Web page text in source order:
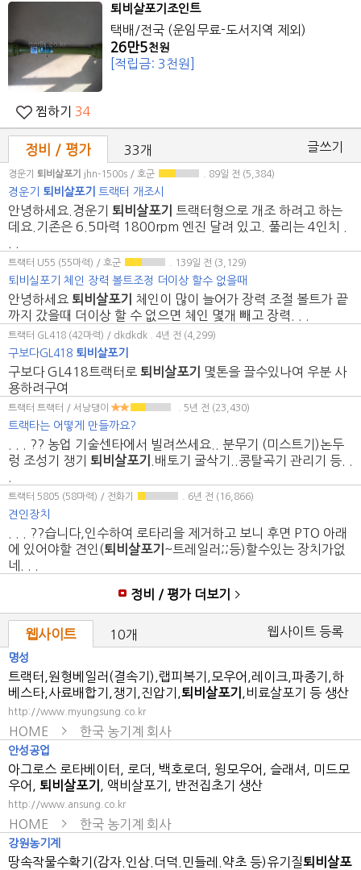
퇴비살포기 조인트
택배/전국 (운임무료-도서지역 제외)
26만5천원
[적립금: 3천원]
찜하기 34
정비 / 평가 33개 글쓰기
경운기 퇴비살포기 jhn-1500s / 호군 . 89일 전 (5,384)
경운기 퇴비살포기 트랙터 개조시
안녕하세요.경운기 퇴비살포기
트랙터형으로 개조 하려고 하는
데요.기존은 6.5마력 1800rpm 엔진 달려 있고. 풀리는 4인치 .
트랙터 U55 (55마력) / 호군 . 139일 전 (3,129)
퇴비실포기 체인 장력 볼트조정 더이상 할수 없을때
안녕하세요 퇴비살포기
체인이 많이 늘어가 장력 조절 볼트가 끝
까지 갔을때 더이상 할 수 없으면 체인 몇개 빼고 장력. . .
트랙터 GL418 (42마력) / dkdkdk . 4년 전 (4,299)
구보다GL418 퇴비살포기
구보다 GL418트랙터로 퇴비살포기
몇톤을 끌수있나여 우분 사
용하려구여
트랙터 트랙터 / 서낭댕이 . 5년 전 (23,430)
트랙타는 어떻게 만들까요?
. . . ?? 농업 기술센타에서 빌려쓰세요.. 분무기 (미스트기)논두
렁 조성기 쟁기 퇴비살포기
.배토기 굴삭기..콩탈곡기 관리기 등. .
트랙터 5805 (58마력) / 전화기 . 6년 전 (16,866)
견인장치
. . . ??습니다,인수하여 로타리을 제거하고 보니 후면 PTO 아래
에 있어야할 견인(퇴비살포기 ~트레일러;;등)할수있는 장치가없
네. . .
정비 / 평가 더보기
웹사이트 10개 웹사이트 등록
명성
트랙터,원형베일러(결속기),랩피복기,모우어,레이크,파종기,하
베스타,사료배합기,쟁기,진압기,퇴비살포기 ,비료살포기 등 생산
http://www.myungsung.co.kr
HOME 한국 농기계 회사
안성공업
아그로스 로타베이터, 로더, 백호로더, 윙모우어, 슬래셔, 미드모
우어, 퇴비살포기 , 액비살포기, 반전집초기 생산
http://www.ansung.co.kr
HOME 한국 농기계 회사
강원농기계
땅속작물수확기(감자.인삼.더덕.민들레.약초 등)유기질퇴비살포